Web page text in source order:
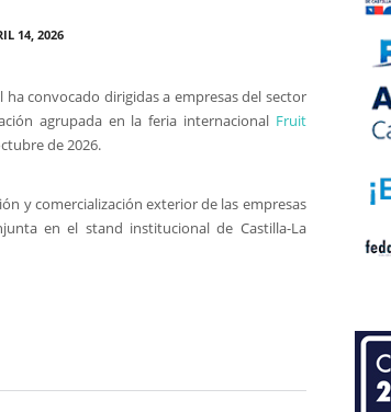
14, 2026
ha convocado dirigidas a empresas del sector
agrupada en la feria internacional Fruit
de 2026.
y comercialización exterior de las empresas
en el stand institucional de Castilla-La